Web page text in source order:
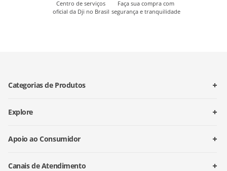
Centro de serviços
oficial da Dji no Brasil
Faça sua compra com
segurança e tranquilidade
Categorias de Produtos
Explore
Apoio ao Consumidor
Canais de Atendimento